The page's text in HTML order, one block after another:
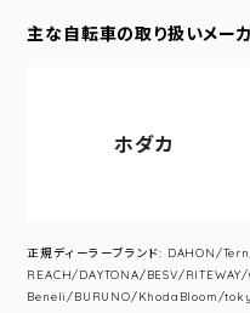
主な自転車の取り扱いメー
ホダカ
正規ディーラーブランド: DAHON/
REACH/DAYTONA/BESV/
Beneli/BURUNO/KhodaBloom/